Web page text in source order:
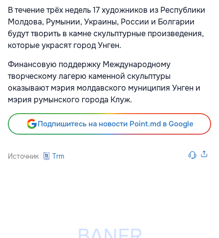
В течение трёх недель 17 художников из Республики
Молдова, Румынии, Украины, России и Болгарии
будут творить в камне скульптурные произведения,
которые украсят город Унген.
Финансовую поддержку Международному
творческому лагерю каменной скульптуры
оказывают мэрия молдавского муниципия Унген и
мэрия румынского города Клуж.
Подпишитесь на новости Point.md в Google
Источник Trm